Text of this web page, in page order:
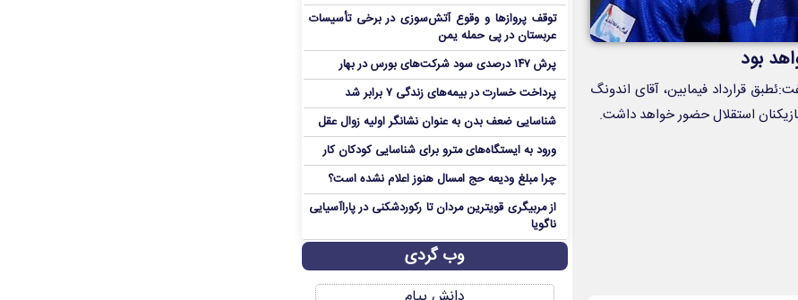
بود
قرارداد فیمابین، آقای اندونگ
استقلال حضور خواهد داشت.
توقف پروازها و وقوع آتش‌سوزی در برخی تأسیسات
عربستان در پی حمله یمن
پرش ۱۴۷ درصدی سود شرکت‌های بورس در بهار
پرداخت خسارت در بیمه‌های زندگی ۷ برابر شد
شناسایی ضعف بدن به عنوان نشانگر اولیه زوال عقل
ورود به ایستگاه‌های مترو برای شناسایی کودکان کار
چرا مبلغ ودیعه حج امسال هنوز اعلام نشده است؟
از مربیگری قویترین مردان تا رکوردشکنی در پاراآسیایی
ناگویا
وب گردی